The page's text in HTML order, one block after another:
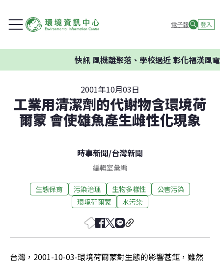
電子報 登入
快訊風機離聚落、學校過近 彰化福漢風電
2001年10月03日
工業用清潔劑的代謝物含環境荷
爾蒙 會使雄魚產生雌性化現象
時事新聞/台灣新聞
編輯室彙編
生態保育 污染治理 生物多樣性
公害污染
環境荷爾蒙
水污染
台灣，2001-10-03-環境荷爾蒙對生態的影響甚鉅，雖然